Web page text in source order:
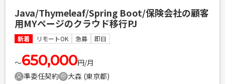
定例MTG】 [週次MTG] 水曜日 13:00〜16:00 木曜日
15:00〜16:00 [月次MTG] 第2金曜日 13:00-14:30（※第1
週にズレる場合あり） 第1水曜日 9:30〜10:30（※第2週に
ズレる場合あり）
必須スキル
・事業会社の一員としての当事者意識を持ち、業務に取り組
Java/Thymeleaf/Spring Boot/保険会社の顧客
用MYページのクラウド移行PJ
新着 リモートOK 急募 即日
〜650,000円/月
準委任契約
大森 (東京都)